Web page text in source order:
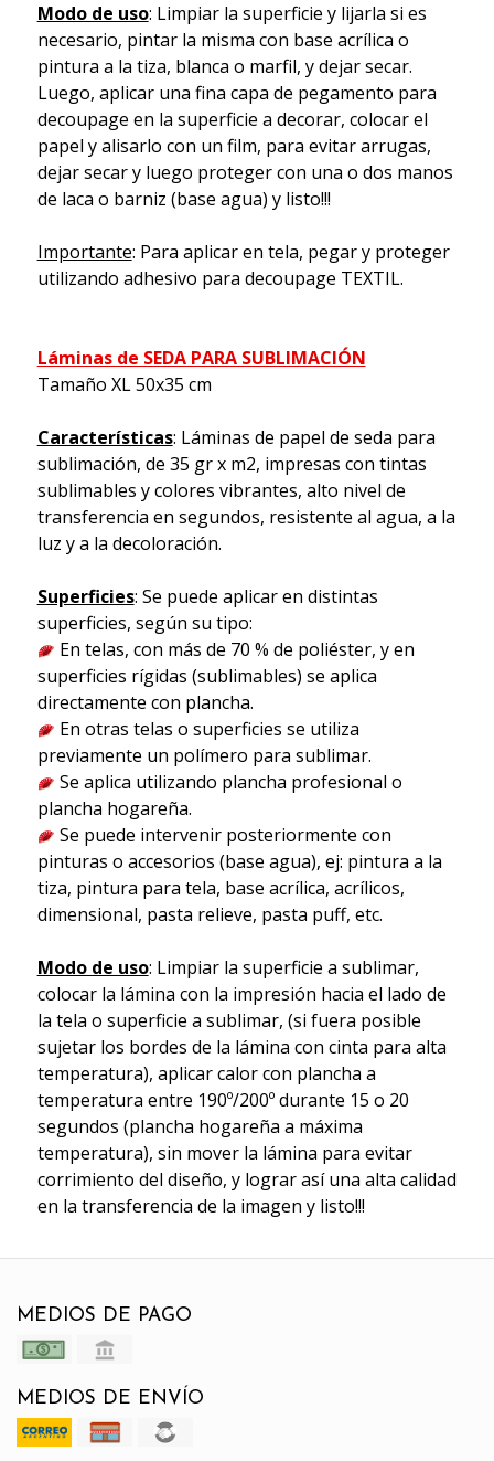
Modo de uso: Limpiar la superficie y lijarla si es
necesario, pintar la misma con base acrílica o
pintura a la tiza, blanca o marfil, y dejar secar.
Luego, aplicar una fina capa de pegamento para
decoupage en la superficie a decorar, colocar el
papel y alisarlo con un film, para evitar arrugas,
dejar secar y luego proteger con una o dos manos
de laca o barniz (base agua) y listo!!!
Importante: Para aplicar en tela, pegar y proteger
utilizando adhesivo para decoupage TEXTIL.
Láminas de SEDA PARA SUBLIMACIÓN
Tamaño XL 50x35 cm
Características: Láminas de papel de seda para
sublimación, de 35 gr x m2, impresas con tintas
sublimables y colores vibrantes, alto nivel de
transferencia en segundos, resistente al agua, a la
luz y a la decoloración.
Superficies: Se puede aplicar en distintas
superficies, según su tipo:
En telas, con más de 70 % de poliéster, y en
superficies rígidas (sublimables) se aplica
directamente con plancha.
En otras telas o superficies se utiliza
previamente un polímero para sublimar.
Se aplica utilizando plancha profesional o
plancha hogareña.
Se puede intervenir posteriormente con
pinturas o accesorios (base agua), ej: pintura a la
tiza, pintura para tela, base acrílica, acrílicos,
dimensional, pasta relieve, pasta puff, etc.
Modo de uso: Limpiar la superficie a sublimar,
colocar la lámina con la impresión hacia el lado de
la tela o superficie a sublimar, (si fuera posible
sujetar los bordes de la lámina con cinta para alta
temperatura), aplicar calor con plancha a
temperatura entre 190º/200º durante 15 o 20
segundos (plancha hogareña a máxima
temperatura), sin mover la lámina para evitar
corrimiento del diseño, y lograr así una alta calidad
en la transferencia de la imagen y listo!!!
MEDIOS DE PAGO
MEDIOS DE ENVÍO